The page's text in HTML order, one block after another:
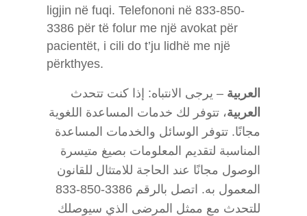
ligjin në fuqi. Telefononi në 833-850-
3386 për të folur me një avokat për
pacientët, i cili do t’ju lidhë me një
përkthyes.
العربية – يرجى الانتباه: إذا كنت تتحدث
العربية، تتوفر لك خدمات المساعدة اللغوية
مجانًا. تتوفر الوسائل والخدمات المساعدة
المناسبة لتقديم المعلومات بصيغ متيسرة
الوصول مجانًا عند الحاجة للامتثال للقانون
المعمول به. اتصل بالرقم 833-850-3386
للتحدث مع ممثل المرضى الذي سيوصلك